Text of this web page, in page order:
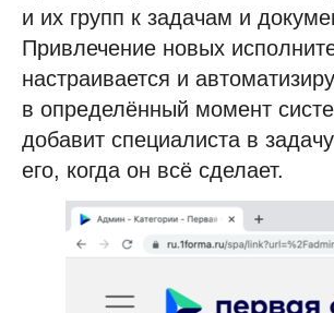
и их групп к задачам и
Привлечение новых
настраивается и
в определённый момент
добавит специалиста в
его, когда он всё сделает.